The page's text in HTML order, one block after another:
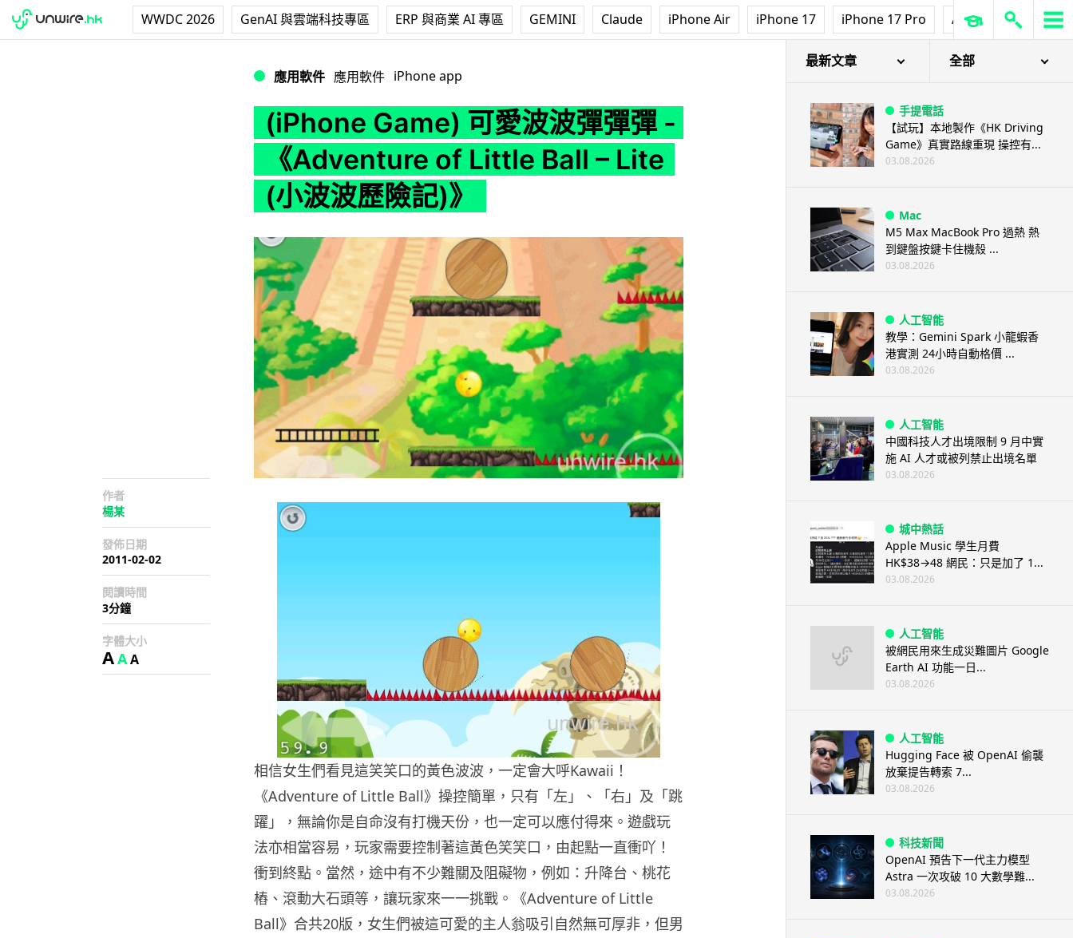
WWDC 2026 GenAI 與雲端科技專區 ERP 與商業 AI 專區 GEMINI Claude iPhone Air iPhone 17 iPhone 17 Pro AirPods Pro 3
應用軟件 應用軟件 iPhone app
(iPhone Game) 可愛波波彈彈彈 -
《Adventure of Little Ball – Lite
(小波波歷險記)》
作者
楊某
發佈日期
2011-02-02
閱讀時間
3分鐘
字體大小
AAA
相信女生們看見這笑笑口的黃色波波，一定會大呼Kawaii！
《Adventure of Little Ball》操控簡單，只有「左」、「右」及「跳
躍」，無論你是自命沒有打機天份，也一定可以應付得來。遊戲玩
法亦相當容易，玩家需要控制著這黃色笑笑口，由起點一直衝吖！
衝到終點。當然，途中有不少難關及阻礙物，例如：升降台、桃花
樁、滾動大石頭等，讓玩家來一一挑戰。《Adventure of Little
Ball》合共20版，女生們被這可愛的主人翁吸引自然無可厚非，但男
最新文章 全部
手提電話
【試玩】本地製作《HK Driving
Game》真實路線重現 操控有...
03.08.2026
Mac
M5 Max MacBook Pro 過熱 熱
到鍵盤按鍵卡住機殼 ...
03.08.2026
人工智能
教學：Gemini Spark 小龍蝦香
港實測 24小時自動格價 ...
03.08.2026
人工智能
中國科技人才出境限制 9 月中實
施 AI 人才或被列禁止出境名單
03.08.2026
城中熱話
Apple Music 學生月費
HK$38→48 網民：只是加了 1...
03.08.2026
人工智能
被網民用來生成災難圖片 Google
Earth AI 功能一日...
03.08.2026
人工智能
Hugging Face 被 OpenAI 偷襲
放棄提告轉索 7...
03.08.2026
科技新聞
OpenAI 預告下一代主力模型
Astra 一次攻破 10 大數學難...
03.08.2026